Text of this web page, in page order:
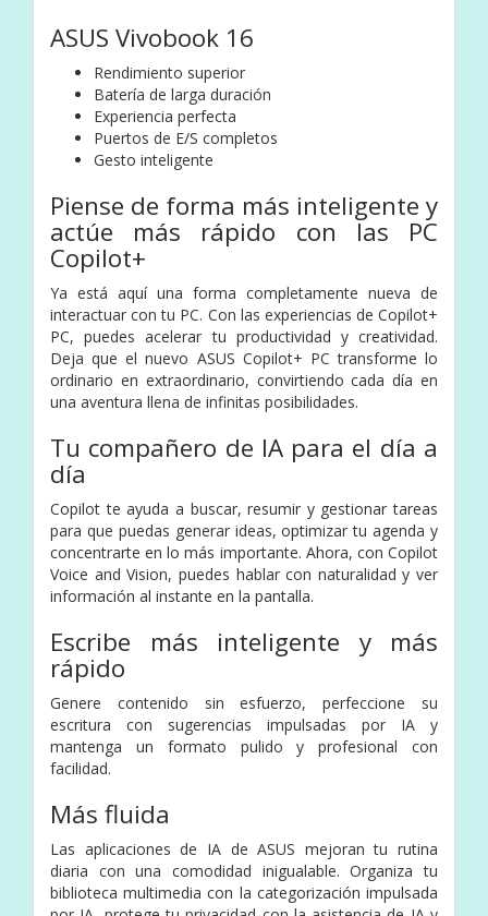
ASUS Vivobook 16
Rendimiento superior
Batería de larga duración
Experiencia perfecta
Puertos de E/S completos
Gesto inteligente
Piense de forma más inteligente y
actúe más rápido con las PC
Copilot+
Ya está aquí una forma completamente nueva de
interactuar con tu PC. Con las experiencias de Copilot+
PC, puedes acelerar tu productividad y creatividad.
Deja que el nuevo ASUS Copilot+ PC transforme lo
ordinario en extraordinario, convirtiendo cada día en
una aventura llena de infinitas posibilidades.
Tu compañero de IA para el día a
día
Copilot te ayuda a buscar, resumir y gestionar tareas
para que puedas generar ideas, optimizar tu agenda y
concentrarte en lo más importante. Ahora, con Copilot
Voice and Vision, puedes hablar con naturalidad y ver
información al instante en la pantalla.
Escribe más inteligente y más
rápido
Genere contenido sin esfuerzo, perfeccione su
escritura con sugerencias impulsadas por IA y
mantenga un formato pulido y profesional con
facilidad.
Más fluida
Las aplicaciones de IA de ASUS mejoran tu rutina
diaria con una comodidad inigualable. Organiza tu
biblioteca multimedia con la categorización impulsada